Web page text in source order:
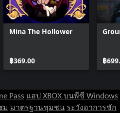
Mina The Hollower
฿369.00 ฿
Pass แอป XBOX บนพีซี Windows
ม มาตรฐานชุมชน ระวังอาการชัก